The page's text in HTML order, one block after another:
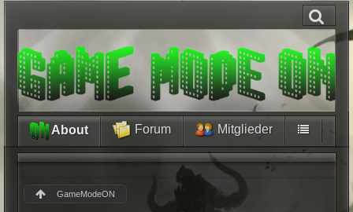
About Forum Mitglieder
GameModeON